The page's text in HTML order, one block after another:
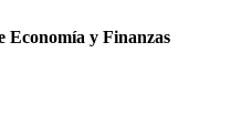
Economía y Finanzas